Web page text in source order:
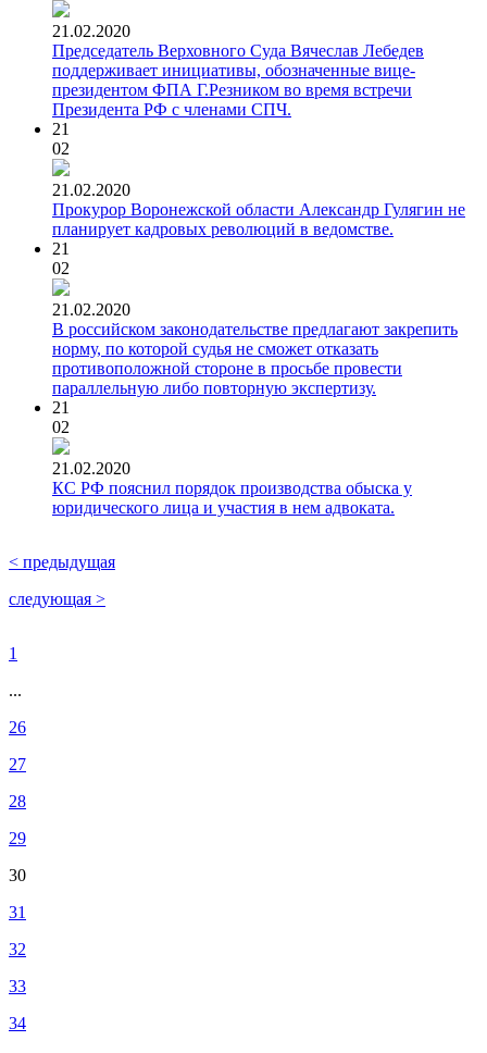
21.02.2020
Председатель Верховного Суда Вячеслав Лебедев
поддерживает инициативы, обозначенные вице-
президентом ФПА Г.Резником во время встречи
Президента РФ с членами СПЧ.
21
02
21.02.2020
Прокурор Воронежской области Александр Гулягин не
планирует кадровых революций в ведомстве.
21
02
21.02.2020
В российском законодательстве предлагают закрепить
норму, по которой судья не сможет отказать
противоположной стороне в просьбе провести
параллельную либо повторную экспертизу.
21
02
21.02.2020
КС РФ пояснил порядок производства обыска у
юридического лица и участия в нем адвоката.
< предыдущая
следующая >
1
...
26
27
28
29
30
31
32
33
34